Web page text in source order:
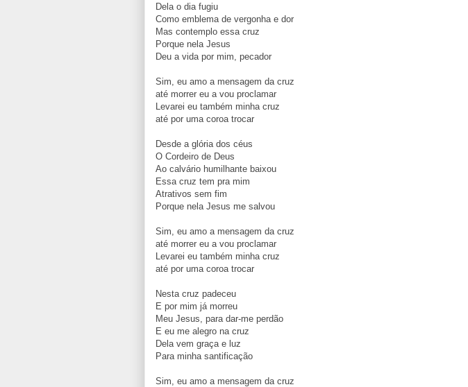
Dela o dia fugiu
Como emblema de vergonha e dor
Mas contemplo essa cruz
Porque nela Jesus
Deu a vida por mim, pecador
Sim, eu amo a mensagem da cruz
até morrer eu a vou proclamar
Levarei eu também minha cruz
até por uma coroa trocar
Desde a glória dos céus
O Cordeiro de Deus
Ao calvário humilhante baixou
Essa cruz tem pra mim
Atrativos sem fim
Porque nela Jesus me salvou
Sim, eu amo a mensagem da cruz
até morrer eu a vou proclamar
Levarei eu também minha cruz
até por uma coroa trocar
Nesta cruz padeceu
E por mim já morreu
Meu Jesus, para dar-me perdão
E eu me alegro na cruz
Dela vem graça e luz
Para minha santificação
Sim, eu amo a mensagem da cruz